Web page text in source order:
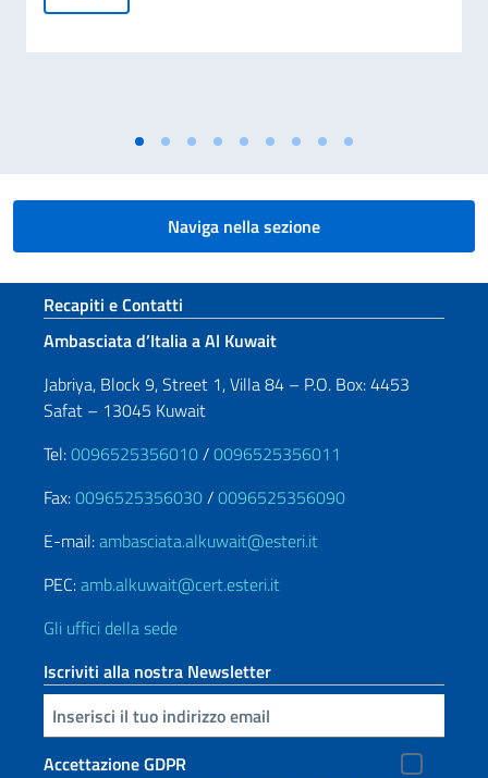
Naviga nella sezione
Sezione footer
Recapiti e Contatti
Ambasciata d’Italia a Al Kuwait
Jabriya, Block 9, Street 1, Villa 84 – P.O. Box: 4453
Safat – 13045 Kuwait
Tel:0096525356010/0096525356011
Fax:0096525356030/0096525356090
E-mail:ambasciata.alkuwait@esteri.it
PEC:amb.alkuwait@cert.esteri.it
Gli uffici della sede
Iscriviti alla nostra Newsletter
Inserisci la tua email
Accettazione GDPR